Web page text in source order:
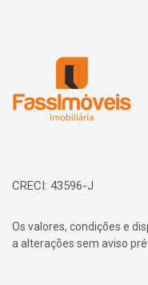
CRECI: 43596-J
Os valores, condições e
a alterações sem aviso